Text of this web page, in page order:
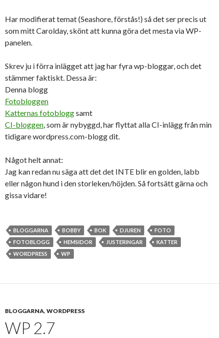
Har modifierat temat (Seashore, förstås!) så det ser precis ut
som mitt Carolday, skönt att kunna göra det mesta via WP-
panelen.
Skrev ju i förra inlägget att jag har fyra wp-bloggar, och det
stämmer faktiskt. Dessa är:
Denna blogg
Fotobloggen
Katternas fotobloggsamt
CI-bloggen, som är nybyggd, har flyttat alla CI-inlägg från min
tidigare wordpress.com-blogg dit.
Något helt annat:
Jag kan redan nu säga att det det INTE blir en golden, labb
eller någon hund i den storleken/höjden. Så fortsätt gärna och
gissa vidare!
BLOGGARNA BOBBY BOK DJUREN
FOTO
FOTOBLOGG
HEMSIDOR JUSTERINGAR
KATTER
WORDPRESS
WP
BLOGGARNA, WORDPRESS
WP 2.7